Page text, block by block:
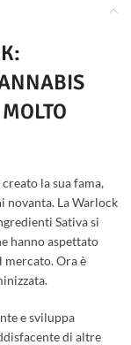
la sua fama,
novanta. La Warlock
Sativa si
hanno aspettato
mercato. Ora è
e sviluppa
di altre